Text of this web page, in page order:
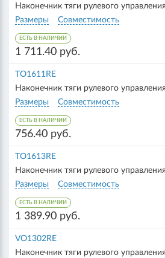
Наконечник тяги рулевого
Размеры
Совместимость
1 711.40 руб.
ЕСТЬ В НАЛИЧИИ
TO1611RE
Наконечник тяги рулевого
Размеры
Совместимость
756.40 руб.
ЕСТЬ В НАЛИЧИИ
TO1613RE
Наконечник тяги рулевого
Размеры
Совместимость
1 389.90 руб.
ЕСТЬ В НАЛИЧИИ
VO1302RE
Наконечник тяги рулевого